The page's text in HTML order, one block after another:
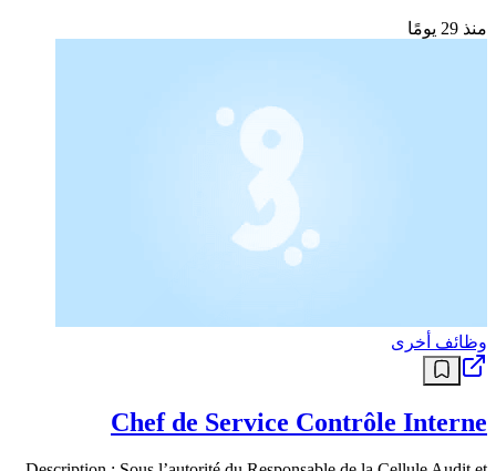
منذ 29 يومًا
وظائف أخرى
Chef de Service Contrôle Interne